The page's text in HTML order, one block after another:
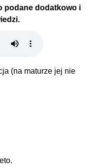
podane dodatkowo i
(na maturze jej nie